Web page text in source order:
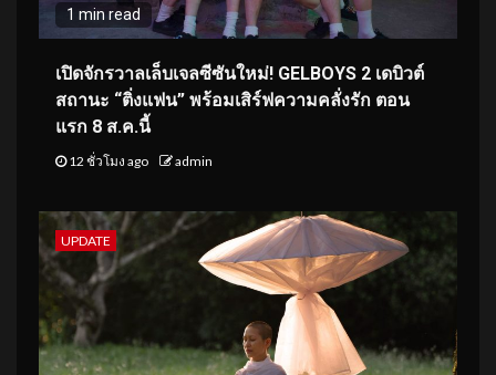
1 min read
เปิดจักรวาลเล็บเจลซีซันใหม่! GELBOYS 2 เดบิวต์
สถานะ “ติ่งแฟน” พร้อมเสิร์ฟความคลั่งรัก ตอน
แรก 8 ส.ค.นี้
12 ชั่วโมง ago admin
UPDATE